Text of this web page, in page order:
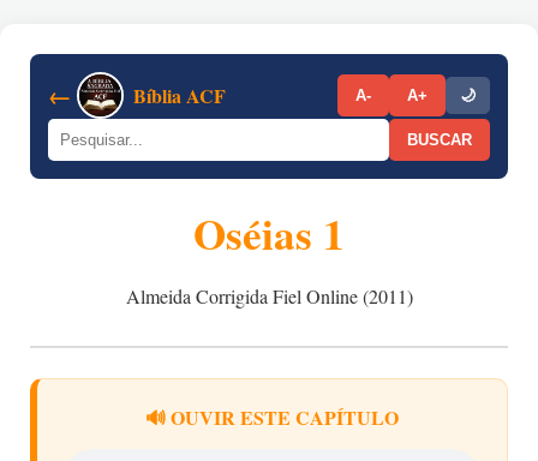
← Bíblia ACF A- A+ 🌙
BUSCAR
Oséias 1
Almeida Corrigida Fiel Online (2011)
🔊 OUVIR ESTE CAPÍTULO